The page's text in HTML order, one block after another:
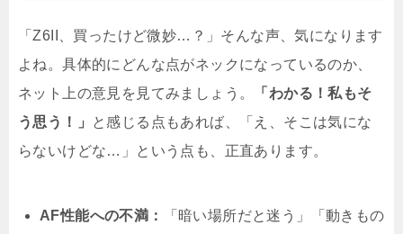
「Z6II、買ったけど微妙…？」そんな声、気になります
よね。具体的にどんな点がネックになっているのか、
ネット上の意見を見てみましょう。
「わかる！私もそ
う思う！」
と感じる点もあれば、「え、そこは気にな
らないけどな…」という点も、正直あります。
AF性能への不満：
「暗い場所だと迷う」「動きもの